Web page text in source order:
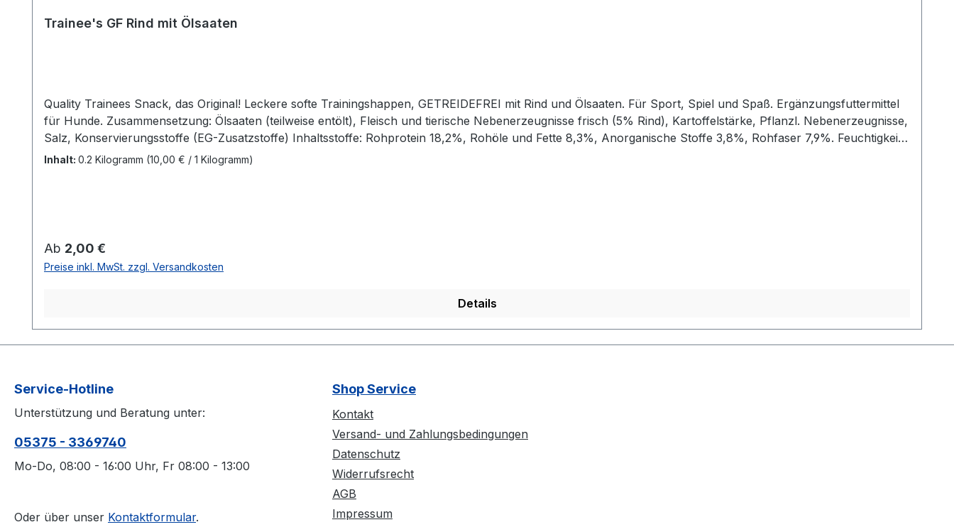
Trainee's GF Rind mit Ölsaaten
Quality Trainees Snack, das Original! Leckere softe Trainingshappen, GETREIDEFREI mit Rind und Ölsaaten. Für Sport, Spiel und Spaß. Ergänzungsfuttermittel
für Hunde. Zusammensetzung: Ölsaaten (teilweise entölt), Fleisch und tierische Nebenerzeugnisse frisch (5% Rind), Kartoffelstärke, Pflanzl. Nebenerzeugnisse,
Salz, Konservierungsstoffe (EG-Zusatzstoffe) Inhaltsstoffe: Rohprotein 18,2%, Rohöle und Fette 8,3%, Anorganische Stoffe 3,8%, Rohfaser 7,9%. Feuchtigkeit
28%
Inhalt: 0.2 Kilogramm (10,00 € / 1 Kilogramm)
Regulärer Preis:
Ab 2,00 €
Preise inkl. MwSt. zzgl. Versandkosten
Details
Service-Hotline
Unterstützung und Beratung unter:
05375 - 3369740
Mo-Do, 08:00 - 16:00 Uhr, Fr 08:00 - 13:00
Oder über unser Kontaktformular.
Shop Service
Kontakt
Versand- und Zahlungsbedingungen
Datenschutz
Widerrufsrecht
AGB
Impressum